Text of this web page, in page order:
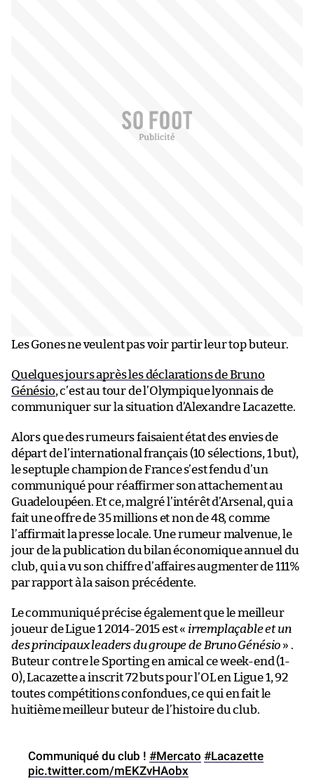
Les Gones ne veulent pas voir partir leur top buteur.
Quelques jours après les déclarations de Bruno
Génésio, c’est au tour de l’Olympique lyonnais de
communiquer sur la situation d’Alexandre Lacazette.
Alors que des rumeurs faisaient état des envies de
départ de l’international français (10 sélections, 1 but),
le septuple champion de France s’est fendu d’un
communiqué pour réaffirmer son attachement au
Guadeloupéen. Et ce, malgré l’intérêt d’Arsenal, qui a
fait une offre de 35 millions et non de 48, comme
l’affirmait la presse locale. Une rumeur malvenue, le
jour de la publication du bilan économique annuel du
club, qui a vu son chiffre d’affaires augmenter de 111%
par rapport à la saison précédente.
Le communiqué précise également que le meilleur
joueur de Ligue 1 2014-2015 est « irremplaçable et un
des principaux leaders du groupe de Bruno Génésio » .
Buteur contre le Sporting en amical ce week-end (1-
0), Lacazette a inscrit 72 buts pour l’OL en Ligue 1, 92
toutes compétitions confondues, ce qui en fait le
huitième meilleur buteur de l’histoire du club.
Communiqué du club ! #Mercato #Lacazette
pic.twitter.com/mEKZvHAobx